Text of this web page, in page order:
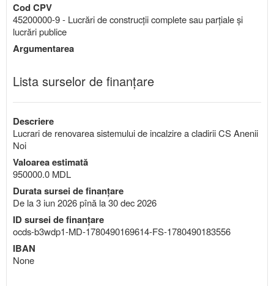
Cod CPV
45200000-9 - Lucrări de construcţii complete sau parţiale şi
lucrări publice
Argumentarea
Lista surselor de finanțare
Descriere
Lucrari de renovarea sistemului de incalzire a cladirii CS Anenii
Noi
Valoarea estimată
950000.0 MDL
Durata sursei de finanțare
De la 3 iun 2026 pînă la 30 dec 2026
ID sursei de finanțare
ocds-b3wdp1-MD-1780490169614-FS-1780490183556
IBAN
None